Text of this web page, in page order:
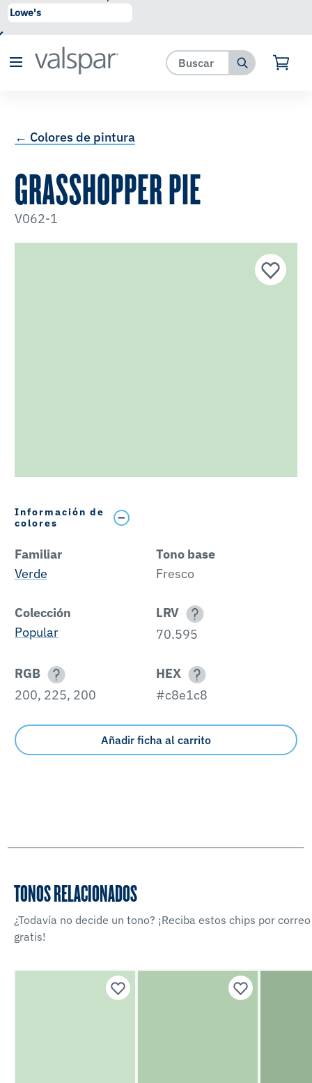
se ha agregado a favoritos.
← Colores de pintura
GRASSHOPPER PIE
V062-1
Información de
colores
Familiar
Verde
Tono base
Fresco
Colección
Popular
LRV
70.595
RGB
200, 225, 200
HEX
#c8e1c8
Añadir ficha al carrito
TONOS RELACIONADOS
¿Todavía no decide un tono? ¡Reciba estos chips por correo
gratis!